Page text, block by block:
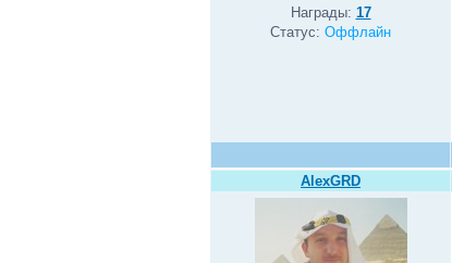
Награды: 17
Статус: Оффлайн
AlexGRD